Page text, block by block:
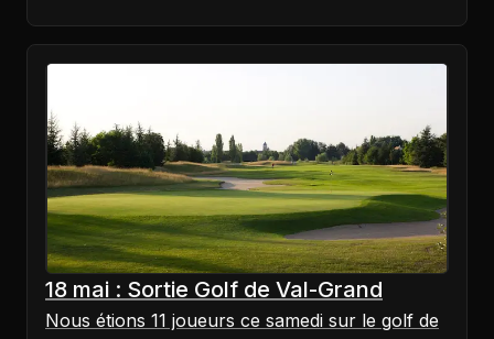
18 mai : Sortie Golf de Val-Grand
Nous étions 11 joueurs ce samedi sur le golf de